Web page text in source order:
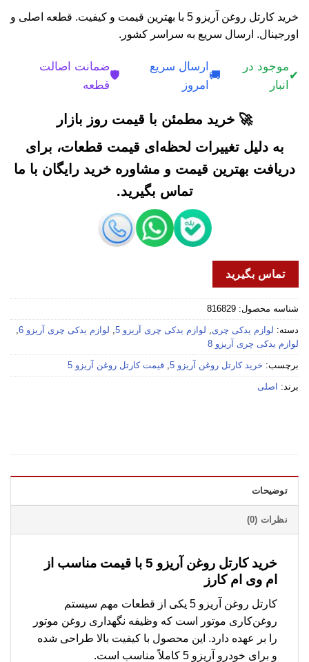
خرید کارتل روغن آریزو 5 با بهترین قیمت و کیفیت. قطعه اصلی و
اورجینال. ارسال سریع به سراسر کشور.
✔
موجود در
انبار
🚚
ارسال سریع
امروز
🛡️
ضمانت اصالت
قطعه
🚀 خرید مطمئن با قیمت روز بازار
به دلیل تغییرات لحظه‌ای قیمت قطعات، برای
دریافت بهترین قیمت و مشاوره خرید رایگان با ما
تماس بگیرید.
تماس بگیرید
شناسه محصول: 816829
دسته: لوازم یدکی چری, لوازم یدکی چری آریزو 5 , لوازم یدکی چری آریزو 6
,
لوازم یدکی چری آریزو 8
برچسب: خرید کارتل روغن آریزو 5 , قیمت کارتل روغن آریزو 5
برند: اصلی
توضیحات
نظرات (0)
خرید کارتل روغن آریزو 5 با قیمت مناسب از
ام وی ام کارز
کارتل روغن آریزو 5 یکی از قطعات مهم سیستم
روغن‌کاری موتور است که وظیفه نگهداری روغن موتور
را بر عهده دارد. این محصول با کیفیت بالا طراحی شده
و برای خودرو آریزو 5 کاملاً مناسب است.